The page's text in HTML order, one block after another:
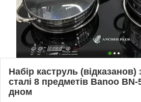
Набір каструль (відказанов)
сталі 8 предметів Banoo
дном